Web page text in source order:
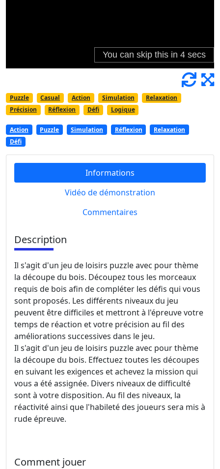
Puzzle Casual Action Simulation
Relaxation
Précision
Réflexion Défi Logique
Action Puzzle Simulation Réflexion
Relaxation
Défi
Informations
Vidéo de démonstration
Commentaires
Description
Il s'agit d'un jeu de loisirs puzzle avec pour thème
la découpe du bois. Découpez tous les morceaux
requis de bois afin de compléter les défis qui vous
sont proposés. Les différents niveaux du jeu
peuvent être difficiles et mettront à l'épreuve votre
temps de réaction et votre précision au fil des
améliorations successives dans le jeu.
Il s'agit d'un jeu de loisirs puzzle avec pour thème
la découpe du bois. Effectuez toutes les découpes
en suivant les exigences et achevez la mission qui
vous a été assignée. Divers niveaux de difficulté
sont à votre disposition. Au fil des niveaux, la
réactivité ainsi que l'habileté des joueurs sera mis à
rude épreuve.
Comment jouer